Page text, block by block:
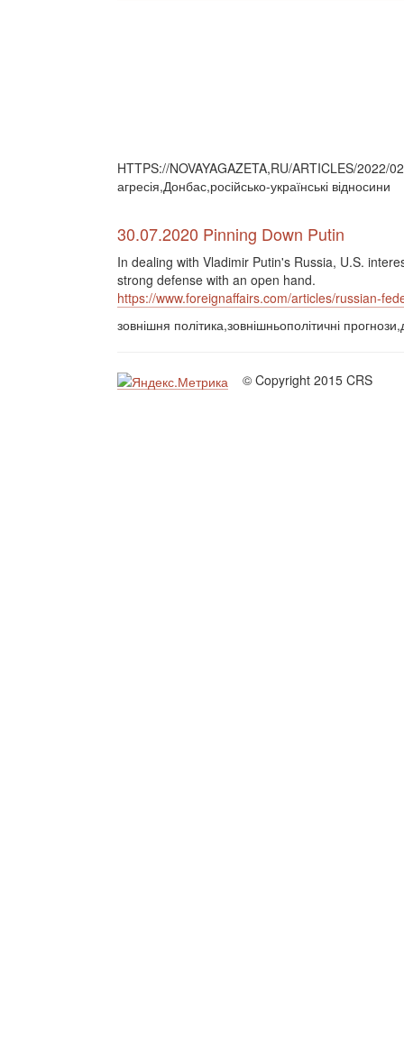
HTTPS://NOVAYAGAZETA,RU/ARTICLES/2022/
агресія,Донбас,російсько-українські відносини
30.07.2020 Pinning Down Putin
In dealing with Vladimir Putin's Russia, U.S.
strong defense with an open hand.
https://www.foreignaffairs.com/articles/russian-
зовнішня політика,зовнішньополітичні
© Copyright 2015 CRS